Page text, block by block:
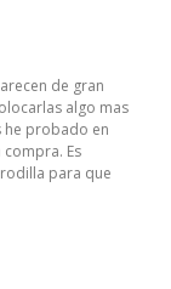
de gran
algo mas
he probado en
Es
para que